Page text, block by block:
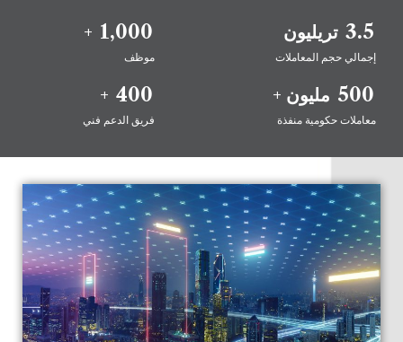
3.5 تريليون
إجمالي حجم المعاملات
1,000
+
موظف
500 مليون +
معاملات حكومية منفذة
400
+
فريق الدعم فني